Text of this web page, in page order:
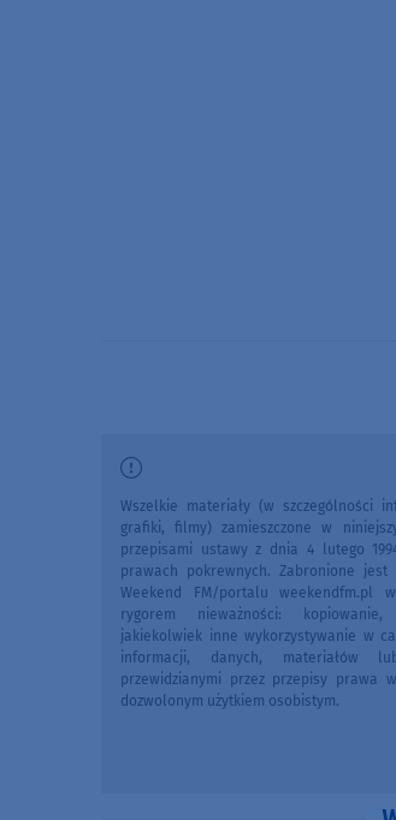
Wszelkie materiały (w szczególności
grafiki, filmy) zamieszczone w
przepisami ustawy z dnia 4 lutego
prawach pokrewnych. Zabronione jest
Weekend FM/portalu weekendfm.pl
rygorem nieważności: kopiowanie,
jakiekolwiek inne wykorzystywanie w
informacji, danych, materiałów
przewidzianymi przez przepisy prawa
dozwolonym użytkiem osobistym.